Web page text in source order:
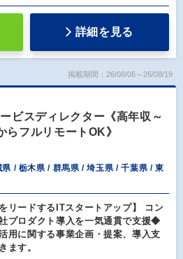
詳細を見る
掲載期間：26/08/06～26/08/19
ビスディレクター《高年収～
フルリモートOK》
県 / 栃木県 / 群馬県 / 埼玉県 / 千葉県 / 東
リードするITスタートアップ】 コン
プロダクト導入を一気通貫で支援◆
用に関する事業企画・提案、導入支
ます。